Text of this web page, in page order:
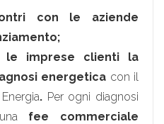
con le aziende
le imprese clienti la
energetica con il
. Per ogni diagnosi
fee commerciale